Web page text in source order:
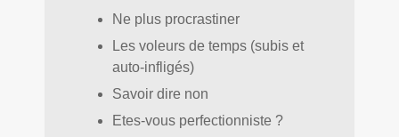
Ne plus procrastiner
Les voleurs de temps (subis et
auto-infligés)
Savoir dire non
Etes-vous perfectionniste ?